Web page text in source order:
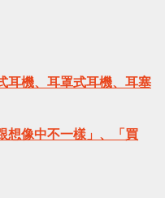
耳機、耳罩式耳機、耳塞
想像中不一樣」、「買